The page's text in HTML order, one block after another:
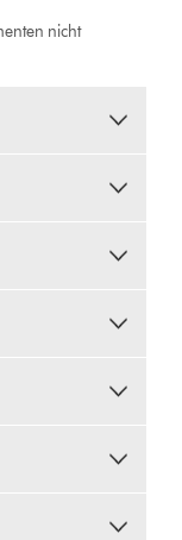
nicht